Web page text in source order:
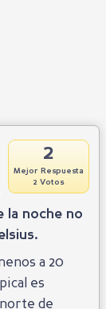
2
Mejor Respuesta
2 Votos
la noche no
a 20
es
de